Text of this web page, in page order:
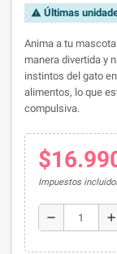
warning Últimas
Anima a tu
manera divertida y
instintos del gato
alimentos, lo que
compulsiva.
Impuestos
remove add